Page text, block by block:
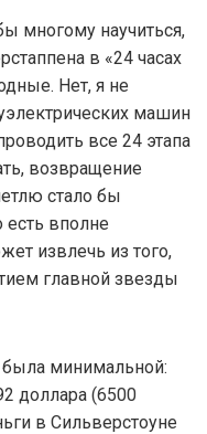
многому научиться,
в «24 часах
Нет, я не
машин
все 24 этапа
возвращение
стало бы
вполне
извлечь из того,
главной звезды
была минимальной:
доллара (6500
в Сильверстоуне